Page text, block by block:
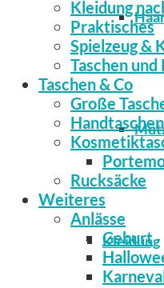
Kleidung
Kleidung
Praktisches
Spielzeug &
Taschen und
Taschen & Co
Große
Handtaschen
Rucksäcke
Weiteres
Anlässe
Geburt